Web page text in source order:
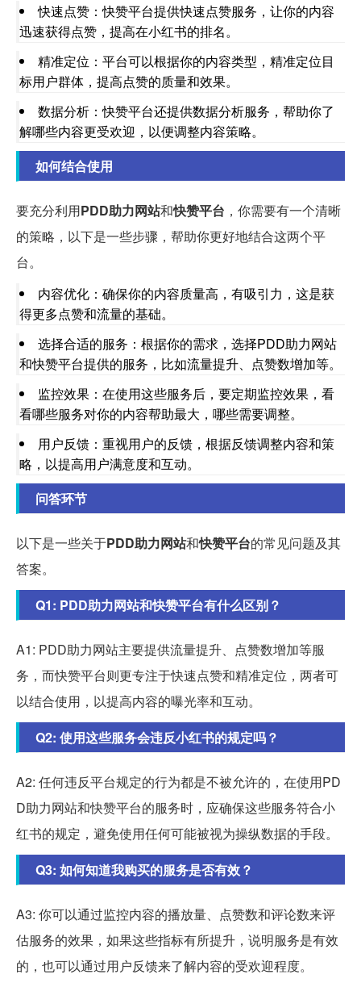
快速点赞：快赞平台提供快速点赞服务，让你的内容
迅速获得点赞，提高在小红书的排名。
精准定位：平台可以根据你的内容类型，精准定位目
标用户群体，提高点赞的质量和效果。
数据分析：快赞平台还提供数据分析服务，帮助你了
解哪些内容更受欢迎，以便调整内容策略。
如何结合使用
要充分利用PDD助力网站和快赞平台 ，你需要有一个清晰
的策略，以下是一些步骤，帮助你更好地结合这两个平
台。
内容优化：确保你的内容质量高，有吸引力，这是获
得更多点赞和流量的基础。
选择合适的服务：根据你的需求，选择PDD助力网站
和快赞平台提供的服务，比如流量提升、点赞数增加等。
监控效果：在使用这些服务后，要定期监控效果，看
看哪些服务对你的内容帮助最大，哪些需要调整。
用户反馈：重视用户的反馈，根据反馈调整内容和策
略，以提高用户满意度和互动。
问答环节
以下是一些关于PDD助力网站和快赞平台的常见问题及其
答案。
Q1: PDD助力网站和快赞平台有什么区别？
A1: PDD助力网站主要提供流量提升、点赞数增加等服
务，而快赞平台则更专注于快速点赞和精准定位，两者可
以结合使用，以提高内容的曝光率和互动。
Q2: 使用这些服务会违反小红书的规定吗？
A2: 任何违反平台规定的行为都是不被允许的，在使用PD
D助力网站和快赞平台的服务时，应确保这些服务符合小
红书的规定，避免使用任何可能被视为操纵数据的手段。
Q3: 如何知道我购买的服务是否有效？
A3: 你可以通过监控内容的播放量、点赞数和评论数来评
估服务的效果，如果这些指标有所提升，说明服务是有效
的，也可以通过用户反馈来了解内容的受欢迎程度。